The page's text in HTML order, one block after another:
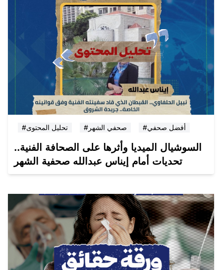
#تحليل المحتوى #صحفي الشهر #أفضل صحفي
السوشيال الميديا وأثرها على الصحافة الفنية..
تحديات أمام إيناس عبدالله صحفية الشهر